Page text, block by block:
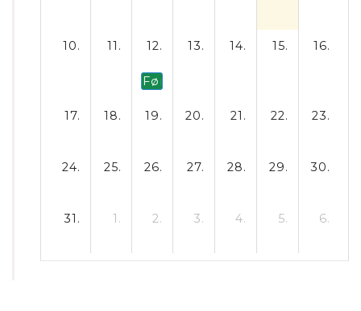
10. 11. 12. 13. 14. 15. 16.
Første skoledag efter
17. 18. 19. 20. 21. 22. 23.
24. 25. 26. 27. 28. 29. 30.
31. 1. 2. 3. 4. 5. 6.